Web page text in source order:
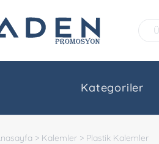
Kategoriler
> Kalemler > Plastik Kalemler